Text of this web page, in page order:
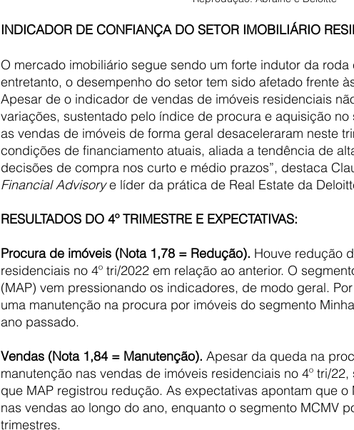
INDICADOR DE CONFIANÇA DO SETOR IMOBILIÁRIO
O mercado imobiliário segue sendo um forte indutor da
entretanto, o desempenho do setor tem sido afetado frente
Apesar de o indicador de vendas de imóveis residenciais
variações, sustentado pelo índice de procura e aquisição no
as vendas de imóveis de forma geral desaceleraram neste
condições de financiamento atuais, aliada a tendência de
decisões de compra nos curto e médio prazos”, destaca
Financial Advisory e líder da prática de Real Estate da
RESULTADOS DO 4º TRIMESTRE E EXPECTATIVAS:
Procura de imóveis (Nota 1,78 = Redução). Houve redução
residenciais no 4º tri/2022 em relação ao anterior. O
(MAP) vem pressionando os indicadores, de modo geral.
uma manutenção na procura por imóveis do segmento
ano passado.
Vendas (Nota 1,84 = Manutenção). Apesar da queda na
manutenção nas vendas de imóveis residenciais no 4º tri/
que MAP registrou redução. As expectativas apontam que
nas vendas ao longo do ano, enquanto o segmento MCMV
trimestres.